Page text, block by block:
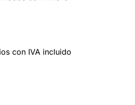
con IVA incluido